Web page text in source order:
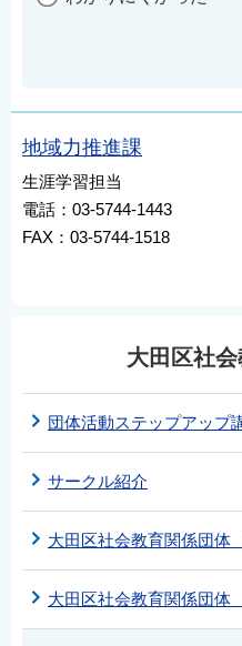
地域力推進課
生涯学習担当
電話：03-5744-1443
FAX：03-5744-1518
大田区社
団体活動ステップアップ
サークル紹介
大田区社会教育関係団
大田区社会教育関係団